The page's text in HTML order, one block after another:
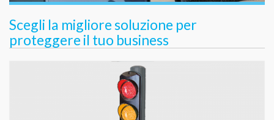
Scegli la migliore soluzione per
proteggere il tuo business